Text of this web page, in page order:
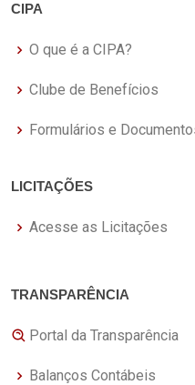
CIPA
O que é a CIPA?
Clube de Benefícios
Formulários e
LICITAÇÕES
Acesse as Licitações
TRANSPARÊNCIA
Portal da Transparência
Balanços Contábeis